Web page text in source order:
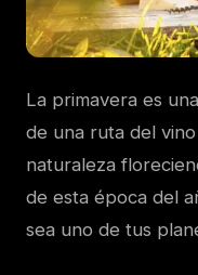
La primavera es
de una ruta del
naturaleza
de esta época del
sea uno de tus